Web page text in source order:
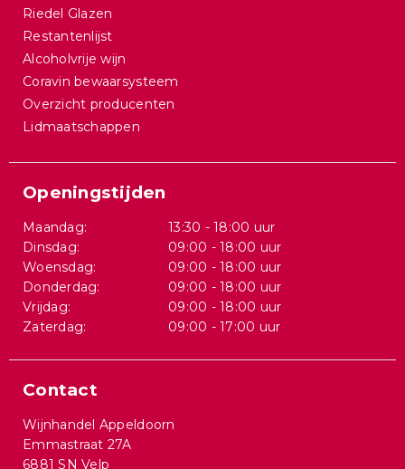
Riedel Glazen
Restantenlijst
Alcoholvrije wijn
Coravin bewaarsysteem
Overzicht producenten
Lidmaatschappen
Openingstijden
Maandag:
13:30 - 18:00 uur
Dinsdag:
09:00 - 18:00 uur
Woensdag:
09:00 - 18:00 uur
Donderdag:
09:00 - 18:00 uur
Vrijdag:
09:00 - 18:00 uur
Zaterdag:
09:00 - 17:00 uur
Contact
Wijnhandel Appeldoorn
Emmastraat 27A
6881 SN Velp